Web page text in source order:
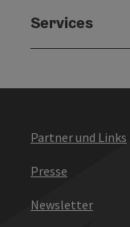
Services
Partner und Links
Presse
Newsletter